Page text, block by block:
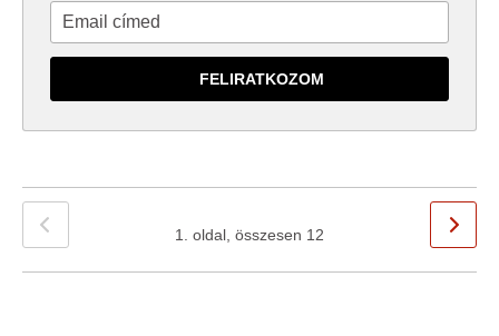
1. oldal, összesen 12